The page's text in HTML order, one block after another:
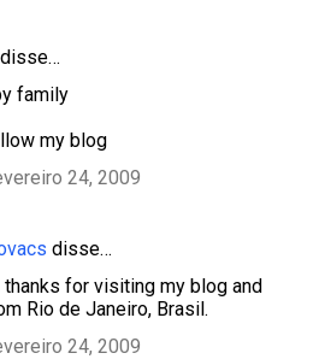
disse…
family
my blog
24, 2009
disse…
thanks for visiting my blog and
Rio de Janeiro, Brasil.
24, 2009